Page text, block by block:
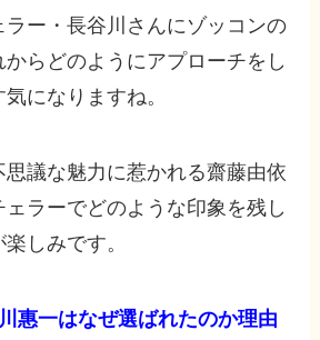
ラー・長谷川さんにゾッコンの
らどのようにアプローチをし
になりますね。
議な魅力に惹かれる齋藤由依
ラーでどのような印象を残し
しみです。
惠一はなぜ選ばれたのか理由